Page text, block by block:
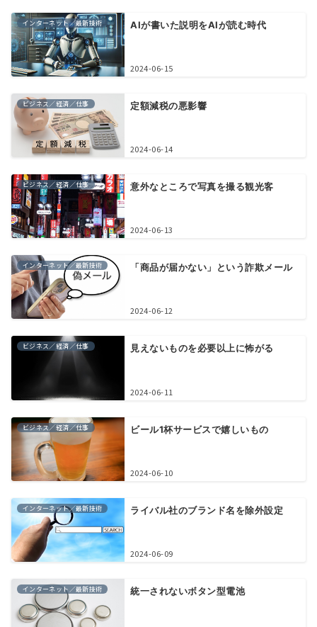
インターネット／最新技術 AIが書いた説明をAIが読む時代
2024-06-15
ビジネス／経済／仕事 定額減税の悪影響
2024-06-14
ビジネス／経済／仕事 意外なところで写真を撮る観光客
2024-06-13
インターネット／最新技術 「商品が届かない」という詐欺メール
2024-06-12
ビジネス／経済／仕事 見えないものを必要以上に怖がる
2024-06-11
ビジネス／経済／仕事 ビール1杯サービスで嬉しいもの
2024-06-10
インターネット／最新技術 ライバル社のブランド名を除外設定
2024-06-09
インターネット／最新技術 統一されないボタン型電池